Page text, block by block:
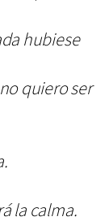
hubiese
quiero ser
la calma.